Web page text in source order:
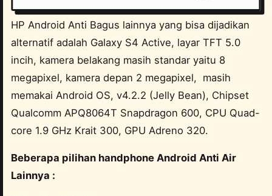
HP Android Anti Bagus lainnya yang bisa dijadikan
alternatif adalah Galaxy S4 Active, layar TFT 5.0
incih, kamera belakang masih standar yaitu 8
megapixel, kamera depan 2 megapixel, masih
memakai Android OS, v4.2.2 (Jelly Bean), Chipset
Qualcomm APQ8064T Snapdragon 600, CPU Quad-
core 1.9 GHz Krait 300, GPU Adreno 320.
Beberapa pilihan handphone Android Anti Air
Lainnya :